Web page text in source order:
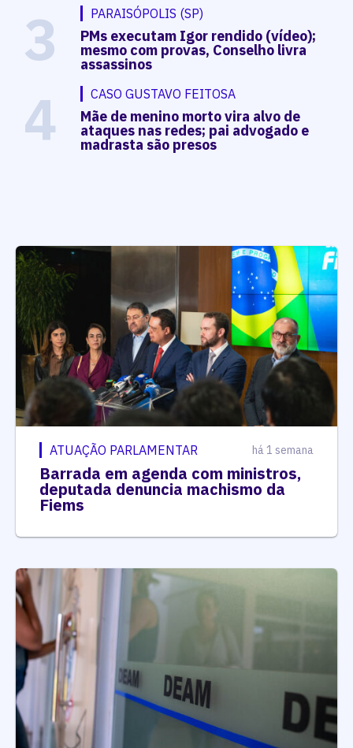
3 PARAISÓPOLIS (SP)
PMs executam Igor rendido (vídeo);
mesmo com provas, Conselho livra
assassinos
4 CASO GUSTAVO FEITOSA
Mãe de menino morto vira alvo de
ataques nas redes; pai advogado e
madrasta são presos
ATUAÇÃO PARLAMENTAR há 1 semana
Barrada em agenda com ministros,
deputada denuncia machismo da
Fiems